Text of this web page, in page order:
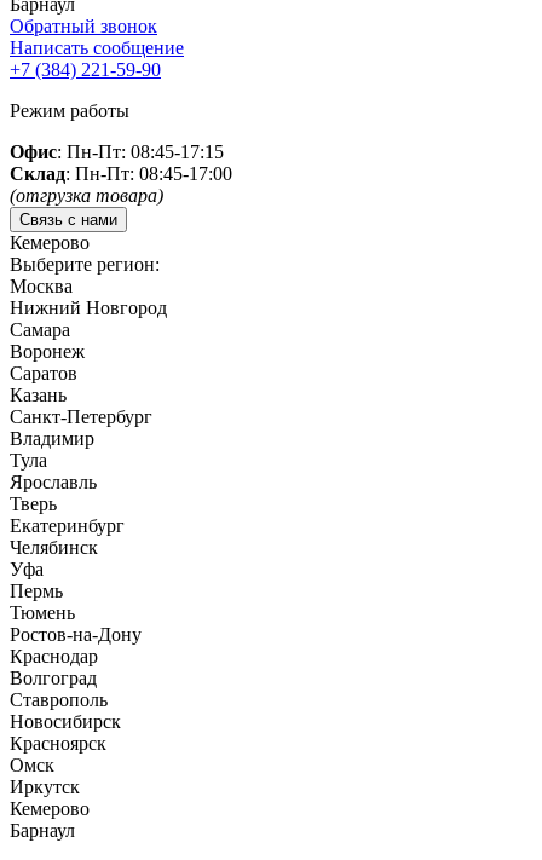
Барнаул
Обратный звонок
Написать сообщение
+7 (384) 221-59-90
Режим работы
Офис: Пн-Пт: 08:45-17:15
Склад: Пн-Пт: 08:45-17:00
(отгрузка товара)
Связь с нами
Кемерово
Выберите регион:
Москва
Нижний Новгород
Самара
Воронеж
Саратов
Казань
Санкт-Петербург
Владимир
Тула
Ярославль
Тверь
Екатеринбург
Челябинск
Уфа
Пермь
Тюмень
Ростов-на-Дону
Краснодар
Волгоград
Ставрополь
Новосибирск
Красноярск
Омск
Иркутск
Кемерово
Барнаул